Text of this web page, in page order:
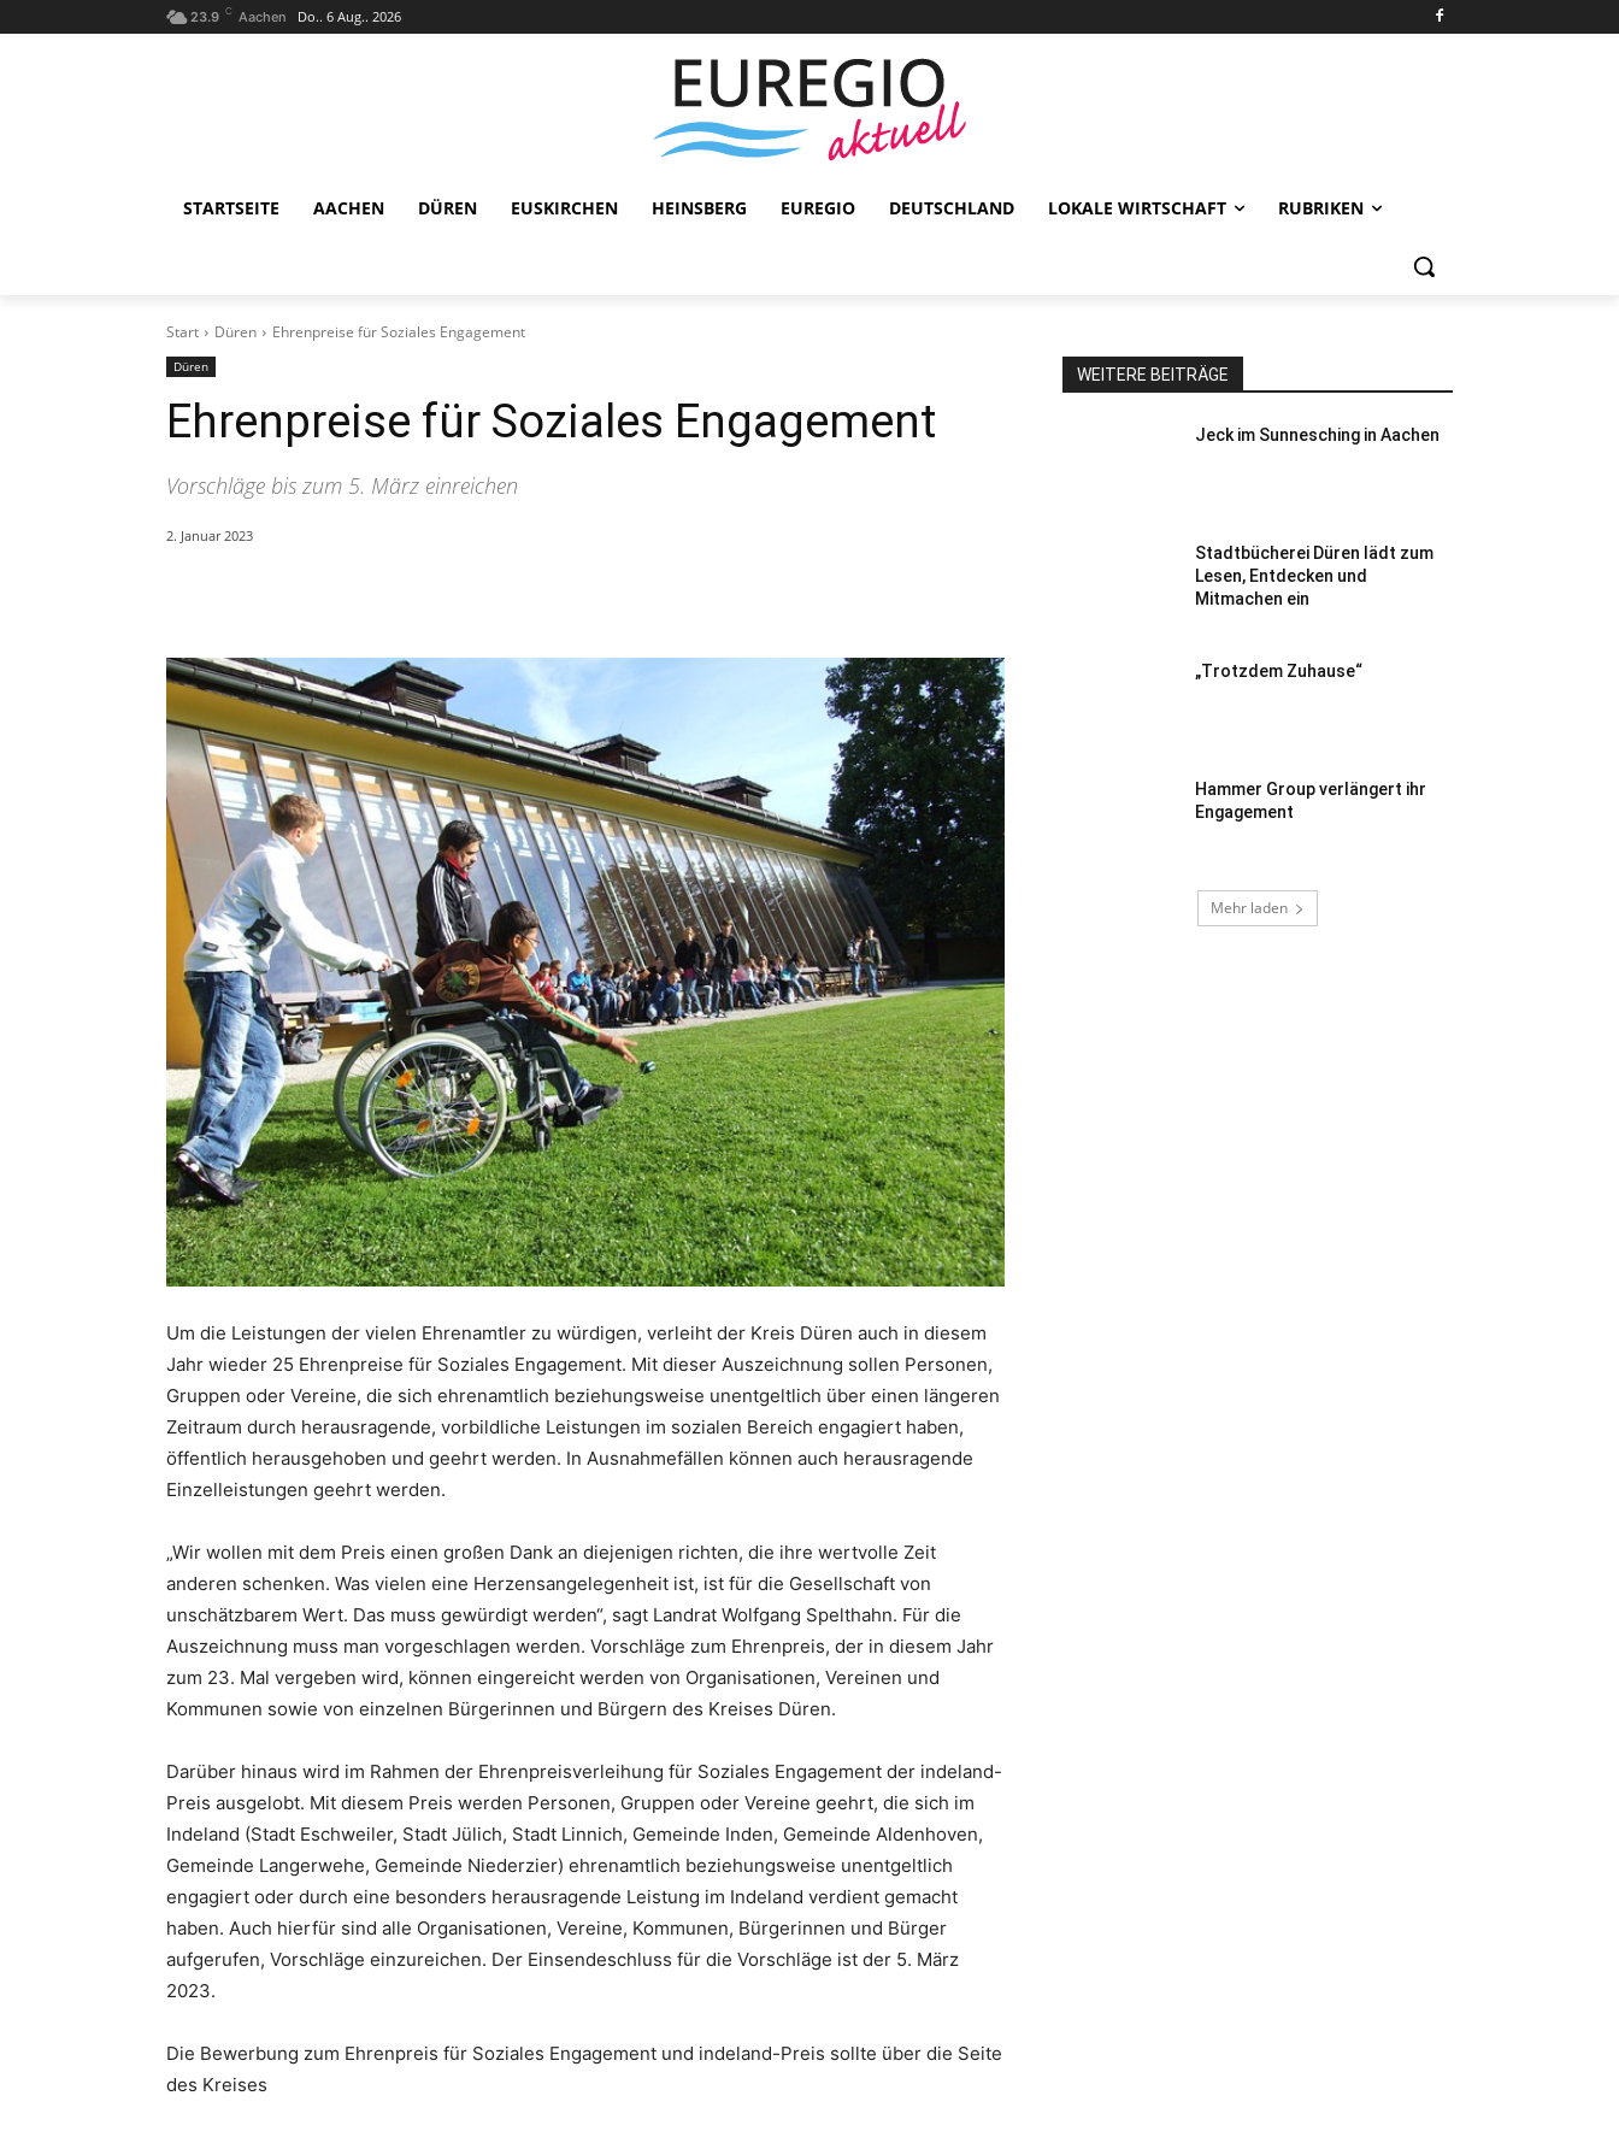
23.9 C Aachen Do.. 6 Aug.. 2026
STARTSEITE AACHEN DÜREN EUSKIRCHEN HEINSBERG EUREGIO DEUTSCHLAND LOKALE WIRTSCHAFT RUBRIKEN
Start Düren Ehrenpreise für Soziales Engagement
Düren
Ehrenpreise für Soziales Engagement
Vorschläge bis zum 5. März einreichen
2. Januar 2023
Um die Leistungen der vielen Ehrenamtler zu würdigen, verleiht der Kreis Düren auch in diesem
Jahr wieder 25 Ehrenpreise für Soziales Engagement. Mit dieser Auszeichnung sollen Personen,
Gruppen oder Vereine, die sich ehrenamtlich beziehungsweise unentgeltlich über einen längeren
Zeitraum durch herausragende, vorbildliche Leistungen im sozialen Bereich engagiert haben,
öffentlich herausgehoben und geehrt werden. In Ausnahmefällen können auch herausragende
Einzelleistungen geehrt werden.
„Wir wollen mit dem Preis einen großen Dank an diejenigen richten, die ihre wertvolle Zeit
anderen schenken. Was vielen eine Herzensangelegenheit ist, ist für die Gesellschaft von
unschätzbarem Wert. Das muss gewürdigt werden“, sagt Landrat Wolfgang Spelthahn. Für die
Auszeichnung muss man vorgeschlagen werden. Vorschläge zum Ehrenpreis, der in diesem Jahr
zum 23. Mal vergeben wird, können eingereicht werden von Organisationen, Vereinen und
Kommunen sowie von einzelnen Bürgerinnen und Bürgern des Kreises Düren.
Darüber hinaus wird im Rahmen der Ehrenpreisverleihung für Soziales Engagement der indeland-
Preis ausgelobt. Mit diesem Preis werden Personen, Gruppen oder Vereine geehrt, die sich im
Indeland (Stadt Eschweiler, Stadt Jülich, Stadt Linnich, Gemeinde Inden, Gemeinde Aldenhoven,
Gemeinde Langerwehe, Gemeinde Niederzier) ehrenamtlich beziehungsweise unentgeltlich
engagiert oder durch eine besonders herausragende Leistung im Indeland verdient gemacht
haben. Auch hierfür sind alle Organisationen, Vereine, Kommunen, Bürgerinnen und Bürger
aufgerufen, Vorschläge einzureichen. Der Einsendeschluss für die Vorschläge ist der 5. März
2023.
Die Bewerbung zum Ehrenpreis für Soziales Engagement und indeland-Preis sollte über die Seite
des Kreises
WEITERE BEITRÄGE
Jeck im Sunnesching in Aachen
Stadtbücherei Düren lädt zum
Lesen, Entdecken und
Mitmachen ein
„Trotzdem Zuhause“
Hammer Group verlängert ihr
Engagement
Mehr laden